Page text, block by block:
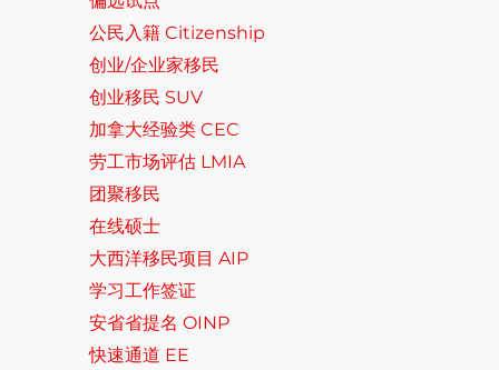
公民入籍 Citizenship
创业/企业家移民
创业移民 SUV
加拿大经验类 CEC
劳工市场评估 LMIA
团聚移民
在线硕士
大西洋移民项目 AIP
学习工作签证
安省省提名 OINP
快速通道 EE